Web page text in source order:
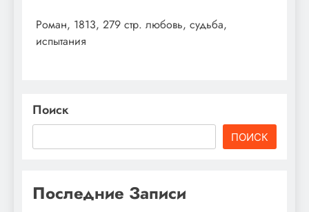
Роман, 1813, 279 стр. любовь, судьба,
испытания
Поиск
ПОИСК
Последние Записи